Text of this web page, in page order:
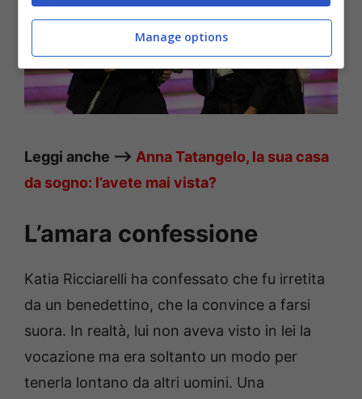
Leggi anche —> Anna Tatangelo, la sua casa
da sogno: l’avete mai vista?
L’amara confessione
Katia Ricciarelli ha confessato che fu irretita
da un benedettino, che la convince a farsi
suora. In realtà, lui non aveva visto in lei la
vocazione ma era soltanto un modo per
tenerla lontano da altri uomini. Una
Manage options